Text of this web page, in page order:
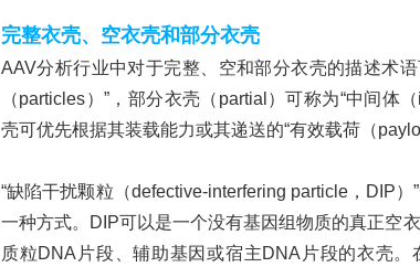
完整衣壳、空衣壳和部分衣壳
AAV分析行业中对于完整、空和部分衣壳的描述术
（particles）”，部分衣壳（partial）可称为“中间体
壳可优先根据其装载能力或其递送的“有效载荷（
“缺陷干扰颗粒（defective-interfering particle，DIP
一种方式。DIP可以是一个没有基因组物质的真正空
质粒DNA片段、辅助基因或宿主DNA片段的衣壳